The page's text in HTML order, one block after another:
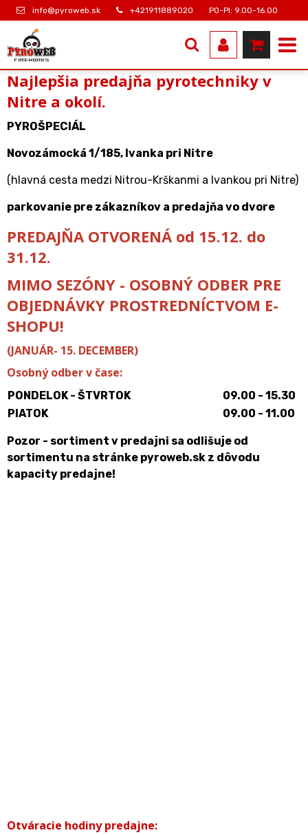
info@pyroweb.sk +421911889020 PO-PI: 9.00-16.00
Najlepšia predajňa pyrotechniky v
Nitre a okolí.
PYROŠPECIÁL
Novozámocká 1/185, Ivanka pri Nitre
(hlavná cesta medzi Nitrou-Krškanmi a Ivankou pri Nitre)
parkovanie pre zákazníkov a predajňa vo dvore
PREDAJŇA OTVORENÁ od 15.12. do
31.12.
MIMO SEZÓNY - OSOBNÝ ODBER PRE
OBJEDNÁVKY PROSTREDNÍCTVOM E-
SHOPU!
(JANUÁR- 15. DECEMBER)
Osobný odber v čase:
PONDELOK - ŠTVRTOK
09.00 - 15.30
PIATOK
09.00 - 11.00
Pozor - sortiment v predajni sa odlišuje od
sortimentu na stránke pyroweb.sk z dôvodu
kapacity predajne!
Otváracie hodiny predajne: